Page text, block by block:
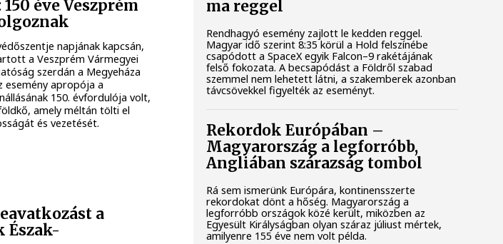
éve Veszprém
napjának kapcsán,
a Veszprém Vármegyei
szerdán a Megyeháza
esemény apropója a
150. évfordulója volt,
amely méltán tölti el
és vezetését.
a
Észak-
ma reggel
Rendhagyó esemény zajlott le kedden reggel.
Magyar idő szerint 8:35 körül a Hold felszínébe
csapódott a SpaceX egyik Falcon–9 rakétájának
felső fokozata. A becsapódást a Földről szabad
szemmel nem lehetett látni, a szakemberek azonban
távcsövekkel figyelték az eseményt.
Rekordok Európában –
Magyarország a legforróbb,
Angliában szárazság tombol
Rá sem ismerünk Európára, kontinensszerte
rekordokat dönt a hőség. Magyarország a
legforróbb országok közé került, miközben az
Egyesült Királyságban olyan száraz júliust mértek,
amilyenre 155 éve nem volt példa.